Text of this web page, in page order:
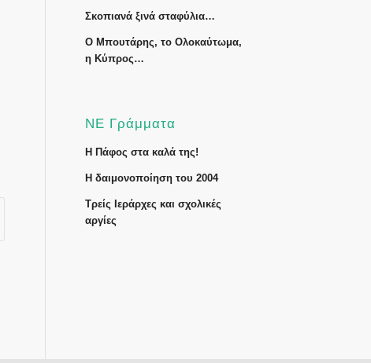
Σκοπιανά ξινά σταφύλια…
Ο Μπουτάρης, το Ολοκαύτωμα,
η Κύπρος…
ΝΕ Γράμματα
Η Πάφος στα καλά της!
Η δαιμονοποίηση του 2004
Τρείς Ιεράρχες και σχολικές
αργίες